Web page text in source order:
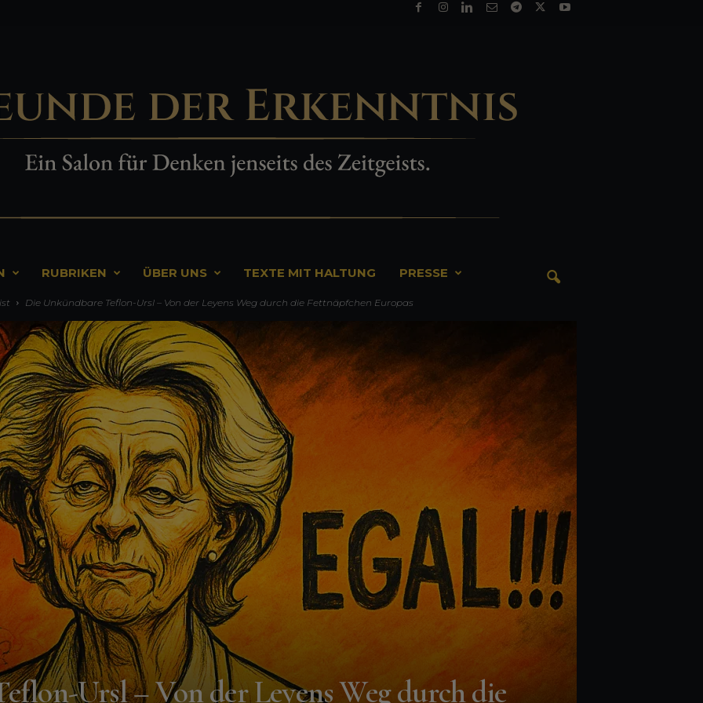
RUBRIKEN ÜBER UNS TEXTE MIT HALTUNG PRESSE
Die Unkündbare Teflon-Ursl – Von der Leyens Weg durch die Fettnäpfchen Europas
Ursl – Von der Leyens Weg durch die